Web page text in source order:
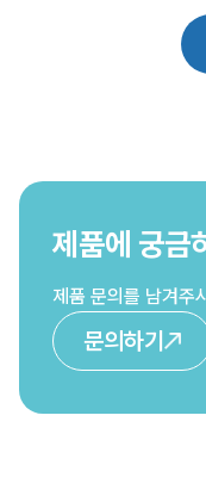
제품에 궁금
제품 문의를 남겨주
문의하기